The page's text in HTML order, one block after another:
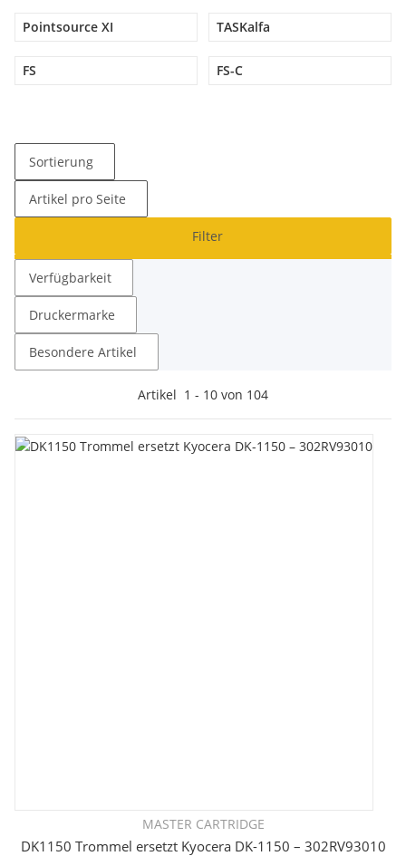
Pointsource XI TASKalfa
FS FS-C
Filter
Sortierung
Artikel pro Seite
Verfügbarkeit
Druckermarke
Besondere Artikel
Artikel 1 - 10 von 104
MASTER CARTRIDGE
DK1150 Trommel ersetzt Kyocera DK-1150 – 302RV93010